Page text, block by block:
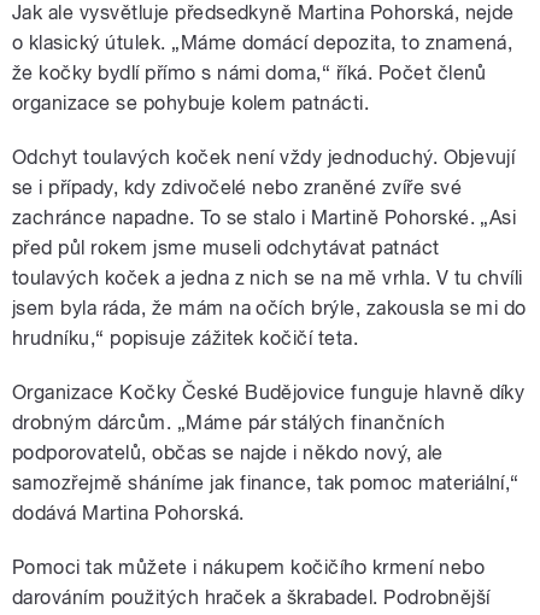
Jak ale vysvětluje předsedkyně Martina Pohorská, nejde
o klasický útulek. „Máme domácí depozita, to znamená,
že kočky bydlí přímo s námi doma,“ říká. Počet členů
organizace se pohybuje kolem patnácti.
Odchyt toulavých koček není vždy jednoduchý. Objevují
se i případy, kdy zdivočelé nebo zraněné zvíře své
zachránce napadne. To se stalo i Martině Pohorské. „Asi
před půl rokem jsme museli odchytávat patnáct
toulavých koček a jedna z nich se na mě vrhla. V tu chvíli
jsem byla ráda, že mám na očích brýle, zakousla se mi do
hrudníku,“ popisuje zážitek kočičí teta.
Organizace Kočky České Budějovice funguje hlavně díky
drobným dárcům. „Máme pár stálých finančních
podporovatelů, občas se najde i někdo nový, ale
samozřejmě sháníme jak finance, tak pomoc materiální,“
dodává Martina Pohorská.
Pomoci tak můžete i nákupem kočičího krmení nebo
darováním použitých hraček a škrabadel. Podrobnější